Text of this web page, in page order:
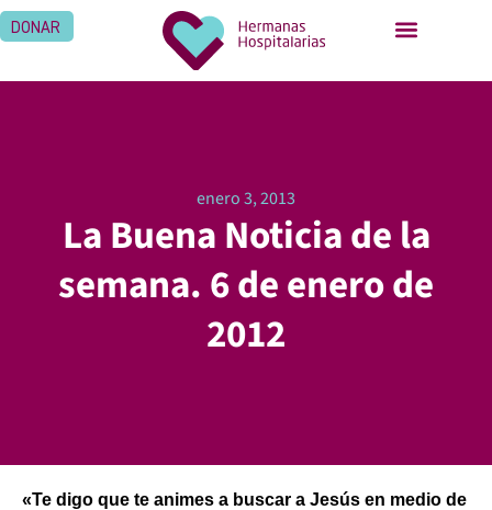
DONAR
enero 3, 2013
La Buena Noticia de la
semana. 6 de enero de
2012
«Te digo que te animes a buscar a Jesús en medio de